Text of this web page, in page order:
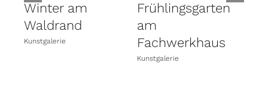
Winter am
Waldrand
Kunstgalerie
Frühlingsgarten
am
Fachwerkhaus
Kunstgalerie